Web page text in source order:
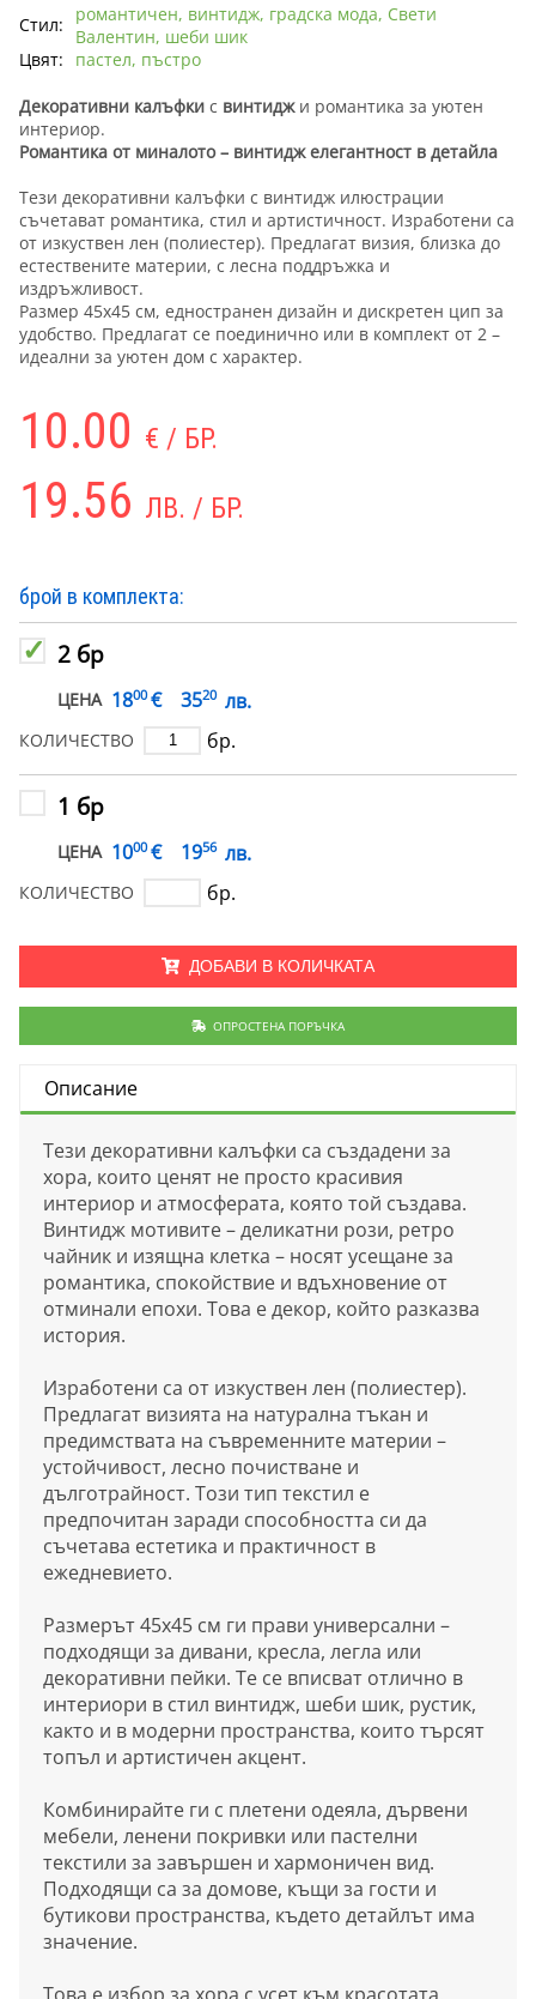
Стил:
романтичен, винтидж, градска мода, Свети
Валентин, шеби шик
Цвят:
пастел, пъстро
Декоративни калъфки с винтиджи романтика за уютен
интериор.
Романтика от миналото – винтидж елегантност в детайла
Тези декоративни калъфки с винтидж илюстрации
съчетават романтика, стил и артистичност. Изработени са
от изкуствен лен (полиестер). Предлагат визия, близка до
естествените материи, с лесна поддръжка и
издръжливост.
Размер 45х45 см, едностранен дизайн и дискретен цип за
удобство. Предлагат се поединично или в комплект от 2 –
идеални за уютен дом с характер.
10.00 € / БР.
19.56 ЛВ. / БР.
брой в комплекта:
2 бр
ЦЕНА 1800 € 3520 лв.
КОЛИЧЕСТВО бр.
1 бр
ЦЕНА 1000 € 1956 лв.
КОЛИЧЕСТВО бр.
ДОБАВИ В КОЛИЧКАТА
ОПРОСТЕНА ПОРЪЧКА
Описание
Тези декоративни калъфки са създадени за
хора, които ценят не просто красивия
интериор и атмосферата, която той създава.
Винтидж мотивите – деликатни рози, ретро
чайник и изящна клетка – носят усещане за
романтика, спокойствие и вдъхновение от
отминали епохи. Това е декор, който разказва
история.
Изработени са от изкуствен лен (полиестер).
Предлагат визията на натурална тъкан и
предимствата на съвременните материи –
устойчивост, лесно почистване и
дълготрайност. Този тип текстил е
предпочитан заради способността си да
съчетава естетика и практичност в
ежедневието.
Размерът 45х45 см ги прави универсални –
подходящи за дивани, кресла, легла или
декоративни пейки. Те се вписват отлично в
интериори в стил винтидж, шеби шик, рустик,
както и в модерни пространства, които търсят
топъл и артистичен акцент.
Комбинирайте ги с плетени одеяла, дървени
мебели, ленени покривки или пастелни
текстили за завършен и хармоничен вид.
Подходящи са за домове, къщи за гости и
бутикови пространства, където детайлът има
значение.
Това е избор за хора с усет към красотата.